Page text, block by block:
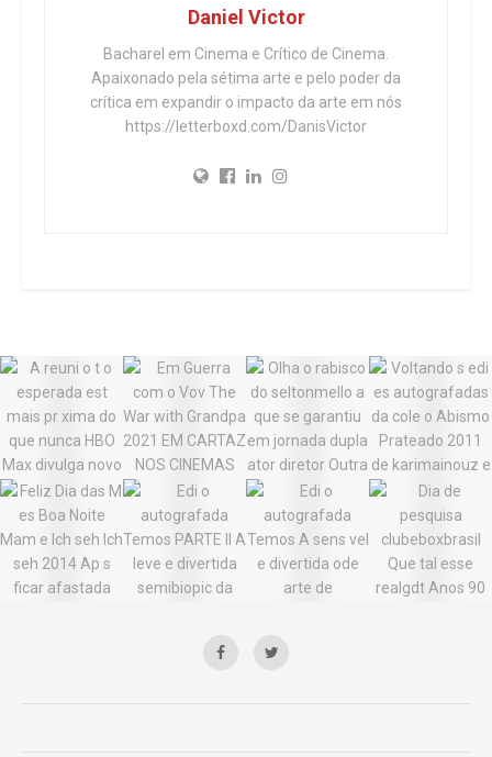
Daniel Victor
Bacharel em Cinema e Crítico de Cinema.
Apaixonado pela sétima arte e pelo poder da
crítica em expandir o impacto da arte em nós
https://letterboxd.com/DanisVictor